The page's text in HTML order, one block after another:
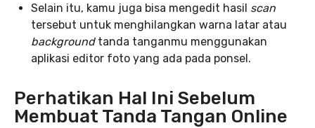
Selain itu, kamu juga bisa mengedit hasil scan
tersebut untuk menghilangkan warna latar atau
backgroundtanda tanganmu menggunakan
aplikasi editor foto yang ada pada ponsel.
Perhatikan Hal Ini Sebelum
Membuat Tanda Tangan Online